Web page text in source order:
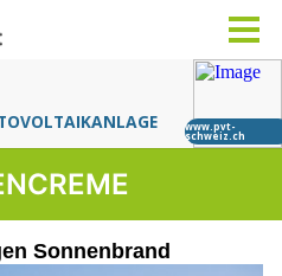
Sonnenbrand